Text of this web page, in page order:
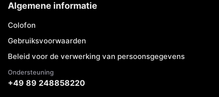
Algemene informatie
Colofon
Gebruiksvoorwaarden
Beleid voor de verwerking van persoonsgegevens
Ondersteuning
+49 89 248858220